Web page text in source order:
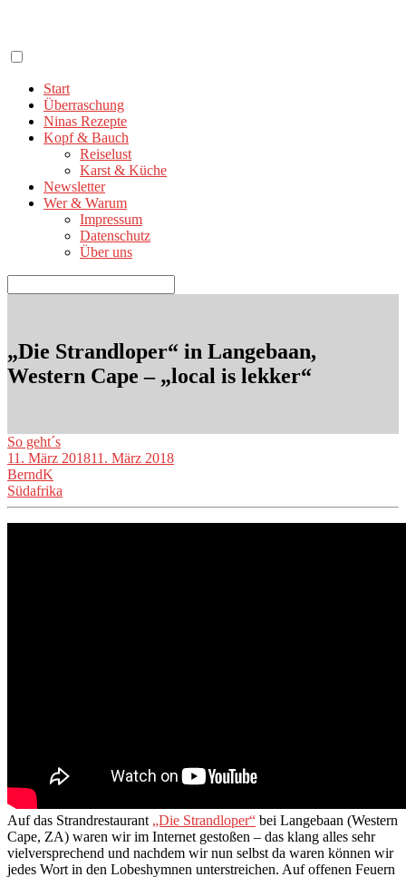
springen
Start
Überraschung
Ninas Rezepte
Kopf & Bauch
Reiselust
Karst & Küche
Newsletter
Wer & Warum
Impressum
Datenschutz
Über uns
nach:
„Die Strandloper“ in Langebaan,
Western Cape – „local is lekker“
So geht´s
11. März 201811. März 2018
BerndK
Südafrika
Auf das Strandrestaurant „Die Strandloper“ bei Langebaan (Western
Cape, ZA) waren wir im Internet gestoßen – das klang alles sehr
vielversprechend und nachdem wir nun selbst da waren können wir
jedes Wort in den Lobeshymnen unterstreichen. Auf offenen Feuern